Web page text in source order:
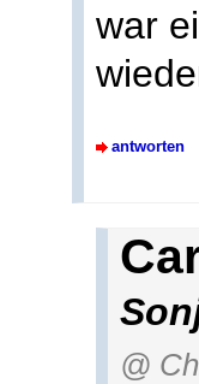
war
antworten
@